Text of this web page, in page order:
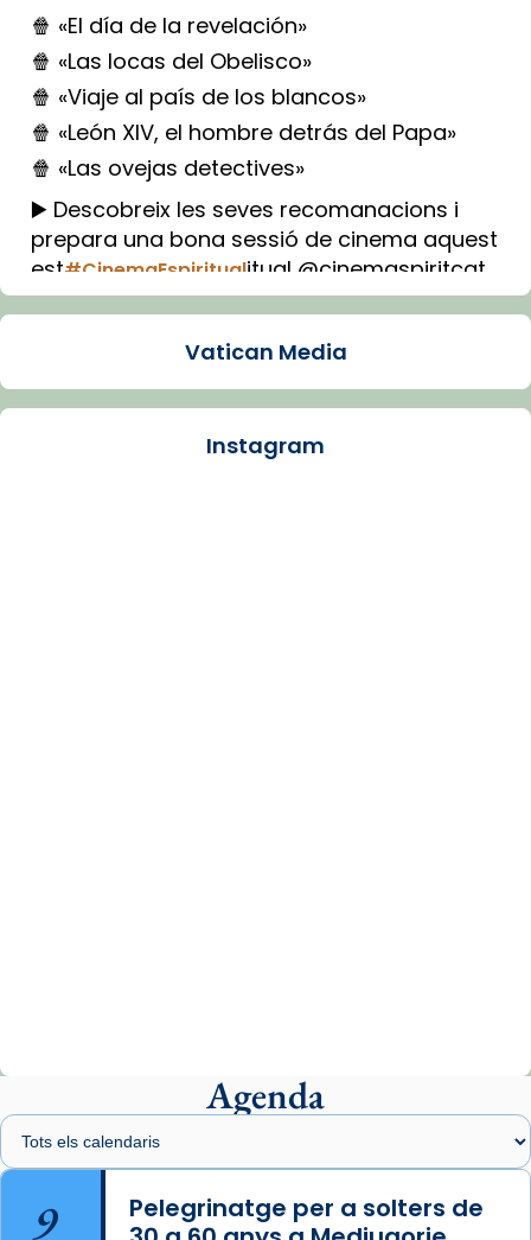
🍿 «El día de la revelación»
🍿 «Las locas del Obelisco»
🍿 «Viaje al país de los blancos»
🍿 «León XIV, el hombre detrás del Papa»
🍿 «Las ovejas detectives»
▶️ Descobreix les seves recomanacions i
prepara una bona sessió de cinema aquest
est#CinemaEspiritualitual @cinemaspiritcat
Imatge: Generada amb IA (OpenAI)
Arquebisbat de Barcelona
presidit aquest 27 de juliol la missa de Les
Santes de Mataró.
🔗
📸 J. Merino
Vatican Media
Instagram
Agenda
9
Pelegrinatge per a solters de